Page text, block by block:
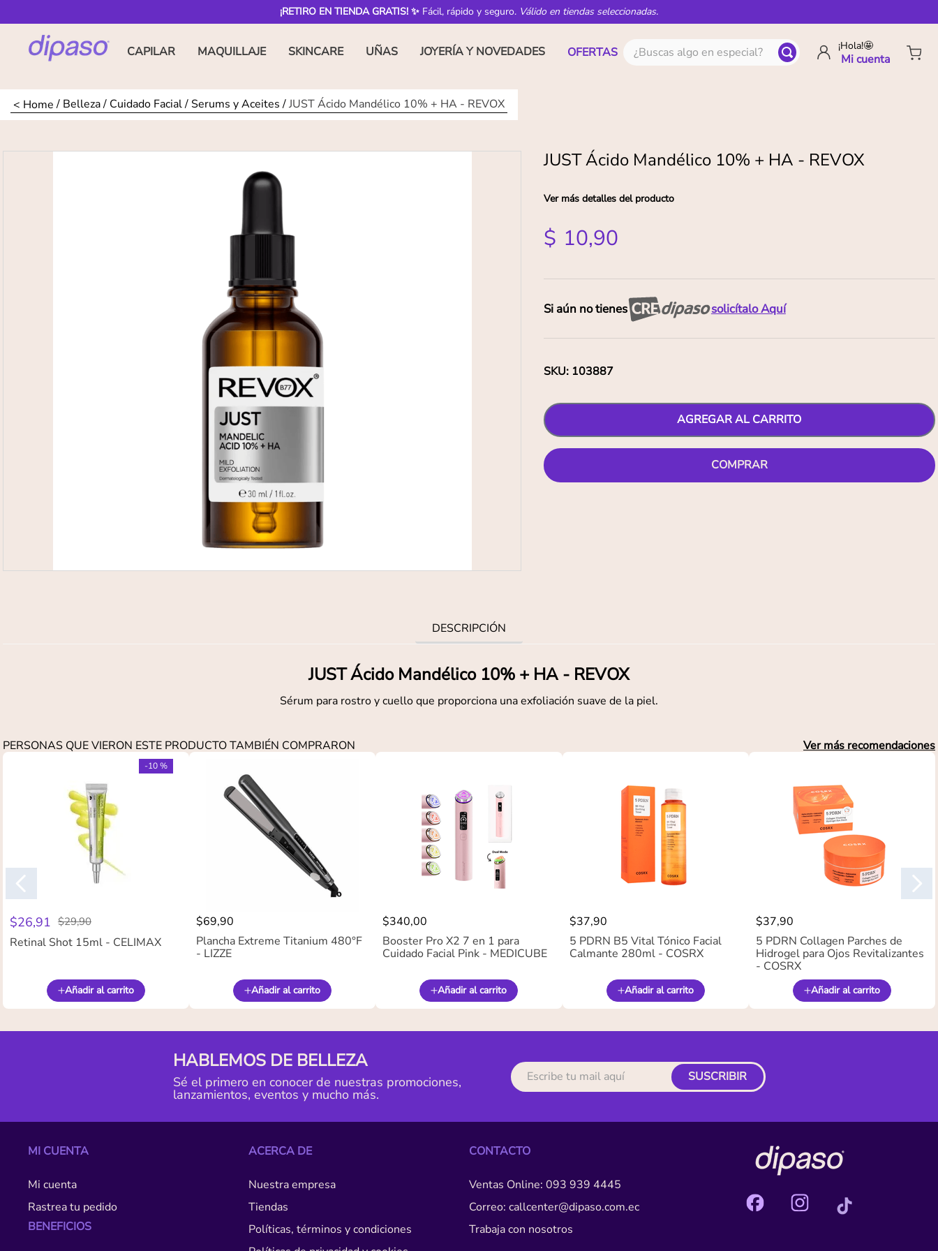
¡RETIRO EN TIENDA GRATIS! ✨ Fácil, rápido y seguro. Válido en tiendas seleccionadas.
CAPILAR MAQUILLAJE SKINCARE UÑAS JOYERÍA Y NOVEDADES OFERTAS ¿Buscas algo en especial? ¡Hola!🤩
Belleza Cuidado Facial Serums y Aceites JUST Ácido Mandélico 10% + HA - REVOX
JUST Ácido Mandélico 10% + HA - REVOX
Ver más detalles del producto
$ 10,90
Si aún no tienes solicítalo Aquí
SKU: 103887
AGREGAR AL CARRITO
COMPRAR
DESCRIPCIÓN
JUST Ácido Mandélico 10% + HA - REVOX
Sérum para rostro y cuello que proporciona una exfoliación suave de la piel.
PERSONAS QUE VIERON ESTE PRODUCTO TAMBIÉN COMPRARON Ver más recomendaciones
-10 %
$26,91 $29,90
Retinal Shot 15ml - CELIMAX
Añadir al carrito
$69,90
Plancha Extreme Titanium 480°F
- LIZZE
Añadir al carrito
$340,00
Booster Pro X2 7 en 1 para
Cuidado Facial Pink - MEDICUBE
Añadir al carrito
$37,90
5 PDRN B5 Vital Tónico Facial
Calmante 280ml - COSRX
Añadir al carrito
$37,90
5 PDRN Collagen Parches de
Hidrogel para Ojos Revitalizantes
- COSRX
Añadir al carrito
HABLEMOS DE BELLEZA
Sé el primero en conocer de nuestras promociones,
lanzamientos, eventos y mucho más.
SUSCRIBIR
MI CUENTA
Mi cuenta
Rastrea tu pedido
BENEFICIOS
ACERCA DE
Nuestra empresa
Tiendas
Políticas, términos y condiciones
CONTACTO
Ventas Online: 093 939 4445
Correo: callcenter@dipaso.com.ec
Trabaja con nosotros